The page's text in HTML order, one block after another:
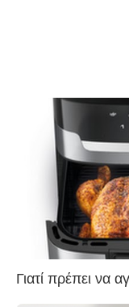
Γιατί πρέπει να